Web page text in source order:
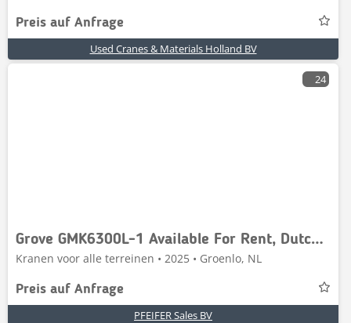
Preis auf Anfrage
Used Cranes & Materials Holland BV
24
Grove GMK6300L-1 Available For Rent, Dutch Registration,
Kranen voor alle terreinen • 2025 • Groenlo, NL
Preis auf Anfrage
PFEIFER Sales BV